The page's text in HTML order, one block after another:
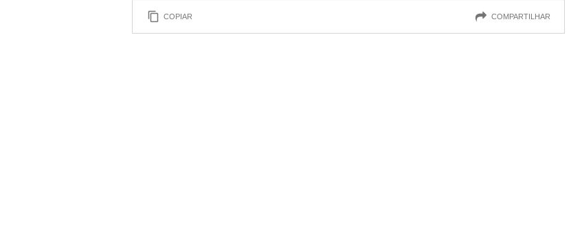
COPIAR COMPARTILHAR